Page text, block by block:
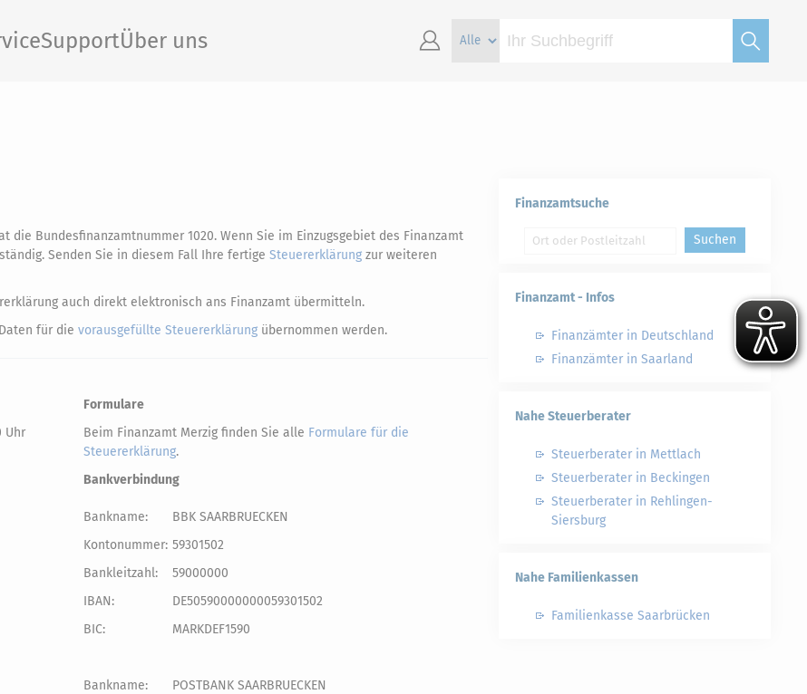
SupportÜber uns
Bundesfinanzamtnummer 1020. Wenn Sie im Einzugsgebiet des Finanzamt
Senden Sie in diesem Fall Ihre fertige Steuererklärung zur weiteren
auch direkt elektronisch ans Finanzamt übermitteln.
für die vorausgefüllte Steuererklärung übernommen werden.
Uhr
Formulare
Beim Finanzamt Merzig finden Sie alle Formulare für die
Steuererklärung.
Bankverbindung
Bankname:
BBK SAARBRUECKEN
Kontonummer: 59301502
Bankleitzahl:
59000000
IBAN:
DE50590000000059301502
BIC:
MARKDEF1590
Bankname:
POSTBANK SAARBRUECKEN
Finanzamtsuche
Suchen
Finanzamt - Infos
Finanzämter in Deutschland
Finanzämter in Saarland
Nahe Steuerberater
Steuerberater in Mettlach
Steuerberater in Beckingen
Steuerberater in Rehlingen-
Siersburg
Nahe Familienkassen
Familienkasse Saarbrücken